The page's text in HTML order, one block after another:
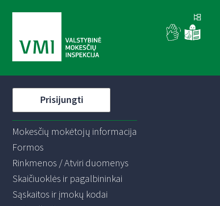
Prisijungti
Mokesčių mokėtojų informacija
Formos
Rinkmenos / Atviri duomenys
Skaičiuoklės ir pagalbininkai
Sąskaitos ir įmokų kodai